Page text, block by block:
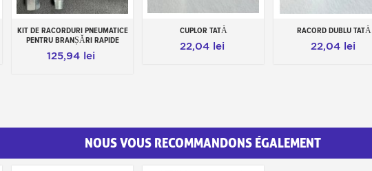
Add to cart
KIT DE RACORDURI PNEUMATICE
PENTRU BRANȘĂRI RAPIDE
125,94 lei
Add to cart
CUPLOR TATĂ
22,04 lei
Add to cart
RACORD DUBLU TATĂ
22,04 lei
NOUS VOUS RECOMMANDONS ÉGALEMENT